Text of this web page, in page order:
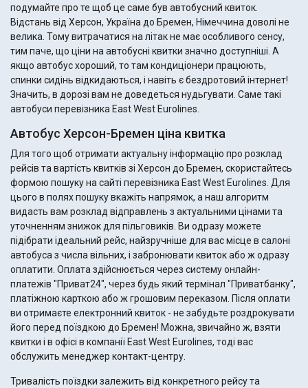
подумайте про те щоб це саме був автобусний квиток.
Відстань від Херсон, Україна до Бремен, Німеччина доволі не
велика. Тому витрачатися на літак не має особливого сенсу,
тим паче, що ціни на автобусні квитки значно доступніші. А
якщо автобус хороший, то там кондиціонери працюють,
спинки сидінь відкидаються, і навіть є бездротовий інтернет!
Значить, в дорозі вам не доведеться нудьгувати. Саме такі
автобуси перевізника East West Eurolines.
Автобус Херсон-Бремен ціна квитка
Для того щоб отримати актуальну інформацію про розклад
рейсів та вартість квитків зі Херсон до Бремен, скористайтесь
формою пошуку на сайті перевізника East West Eurolines. Для
цього в полях пошуку вкажіть напрямок, а наш алгоритм
видасть вам розклад відправлень з актуальними цінами та
уточненням знижок для пільговиків. Ви одразу можете
підібрати ідеальний рейс, найзручніше для вас місце в салоні
автобуса з числа вільних, і забронювати квиток або ж одразу
оплатити. Оплата здійснюється через систему онлайн-
платежів "Приват24", через будь який термінал "Приватбанку",
платіжною карткою або ж грошовим переказом. Після оплати
ви отримаєте електронний квиток - не забудьте роздрокувати
його перед поїздкою до Бремен! Можна, звичайно ж, взяти
квитки і в офісі в компанії East West Eurolines, тоді вас
обслужить менеджер контакт-центру.
Тривалість поїздки залежить від конкретного рейсу та